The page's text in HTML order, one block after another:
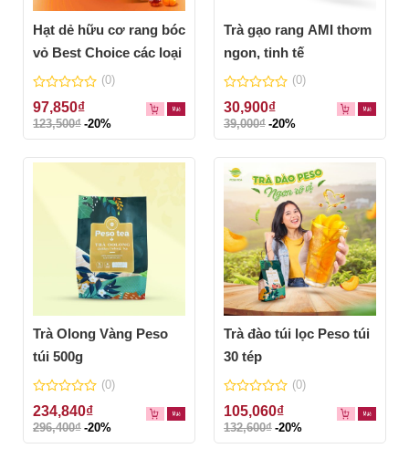
Hạt dẻ hữu cơ rang bóc
vỏ Best Choice các loại
0
out
of
(0)
97,850₫
123,500₫ -20%
Trà gạo rang AMI thơm
ngon, tinh tế
0
out
of
(0)
30,900₫
39,000₫ -20%
Trà Olong Vàng Peso
túi 500g
0
out
of
(0)
234,840₫
296,400₫ -20%
Trà đào túi lọc Peso túi
30 tép
0
out
of
(0)
105,060₫
132,600₫ -20%